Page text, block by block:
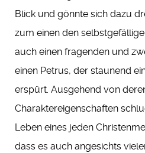
Blick und gönnte sich dazu
zum einen den
auch einen fragenden und
einen Petrus, der staunend
erspürt. Ausgehend von
Charaktereigenschaften
Leben eines jeden
dass es auch angesichts